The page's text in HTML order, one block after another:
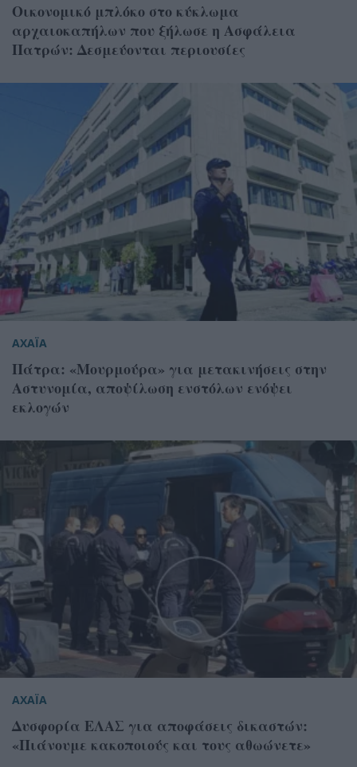
Οικονομικό μπλόκο στο κύκλωμα
αρχαιοκαπήλων που ξήλωσε η Ασφάλεια
Πατρών: Δεσμεύονται περιουσίες
ΑΧΑΪΑ
Πάτρα: «Μουρμούρα» για μετακινήσεις στην
Αστυνομία, αποψίλωση ενστόλων ενόψει
εκλογών
ΑΧΑΪΑ
Δυσφορία ΕΛΑΣ για αποφάσεις δικαστών:
«Πιάνουμε κακοποιούς και τους αθωώνετε»